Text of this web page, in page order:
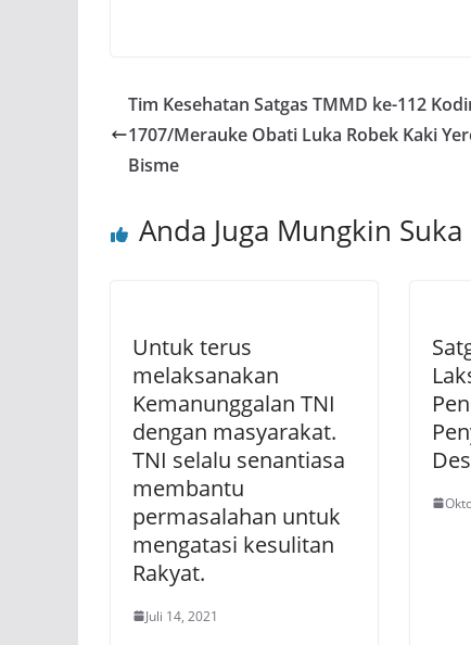
Tim Kesehatan Satgas TMMD ke-112
1707/Merauke Obati Luka Robek Kaki
Bisme
Anda Juga Mungkin Suka
Untuk terus
melaksanakan
Kemanunggalan TNI
dengan masyarakat.
TNI selalu senantiasa
membantu
permasalahan untuk
mengatasi kesulitan
Rakyat.
Juli 14, 2021